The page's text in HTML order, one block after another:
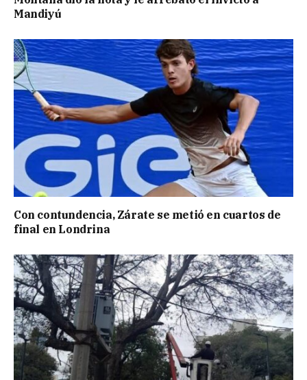
Mandiyú
Con contundencia, Zárate se metió en cuartos de
final en Londrina